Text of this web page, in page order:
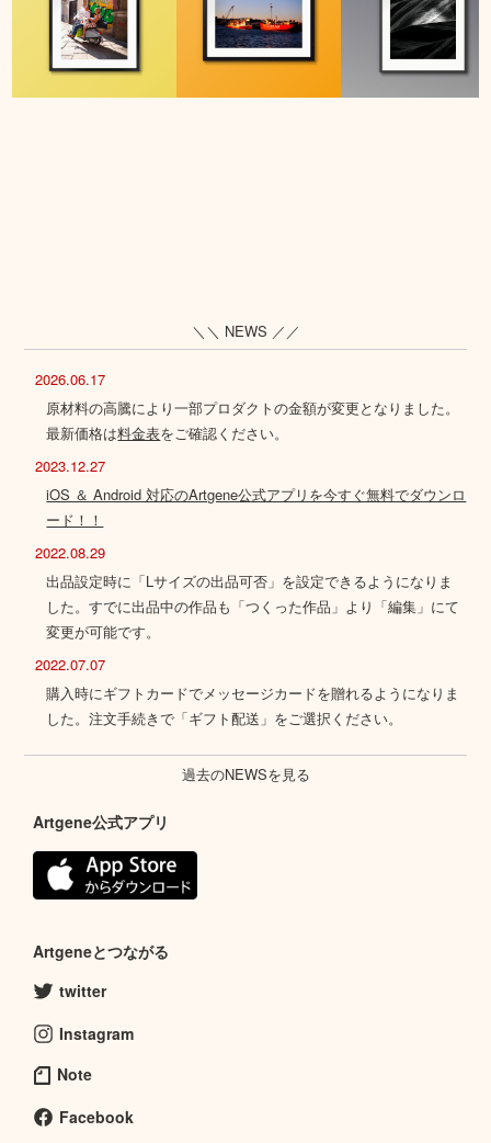
＼＼ NEWS ／／
2026.06.17
原材料の高騰により一部プロダクトの金額が変更となりました。
最新価格は料金表をご確認ください。
2023.12.27
iOS ＆ Android 対応のArtgene公式アプリを今すぐ無料でダウンロ
ード！！
2022.08.29
出品設定時に「Lサイズの出品可否」を設定できるようになりま
した。すでに出品中の作品も「つくった作品」より「編集」にて
変更が可能です。
2022.07.07
購入時にギフトカードでメッセージカードを贈れるようになりま
した。注文手続きで「ギフト配送」をご選択ください。
過去のNEWSを見る
Artgene公式アプリ
Artgeneとつながる
twitter
Instagram
Note
Facebook